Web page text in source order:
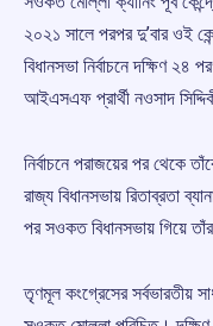
২০২১ সালে পরপর দু’বার ওই
বিধানসভা নির্বাচনে দক্ষিণ ২৪
আইএসএফ প্রার্থী নওসাদ
নির্বাচনে পরাজয়ের পর থেকে
রাজ্য বিধানসভায় রিতাব্রতা
পর সওকত বিধানসভায় গিয়ে তাঁর
তৃণমূল কংগ্রেসের সর্বভারতীয়